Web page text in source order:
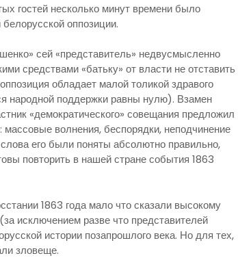
гостей несколько минут времени было
оппозиции.
сей «представитель» недвусмысленно
средствами «батьку» от власти не отставить
обладает малой толикой здравого
народной поддержки равны нулю). Взамен
«демократического» совещания предложил
волнения, беспорядки, неподчинение
его были поняты абсолютно правильно,
повторить в нашей стране события 1863
1863 года мало что сказали высокому
исключением разве что представителей
истории позапрошлого века. Но для тех,
зловеще.